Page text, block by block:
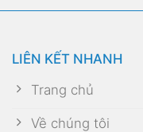
LIÊN KẾT NHANH
Trang chủ
Về chúng tôi